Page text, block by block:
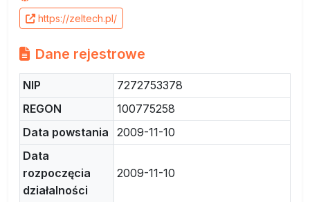
https://zeltech.pl/
Dane rejestrowe
NIP
7272753378
REGON
100775258
Data powstania
2009-11-10
Data
rozpoczęcia
działalności
2009-11-10